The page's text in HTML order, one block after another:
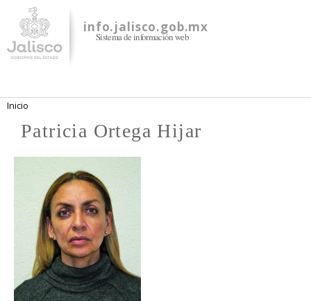
contenido
principal
info.jalisco.gob.mx
Sistema de información web
Se encuentra usted aquí
Inicio
Patricia Ortega Hijar